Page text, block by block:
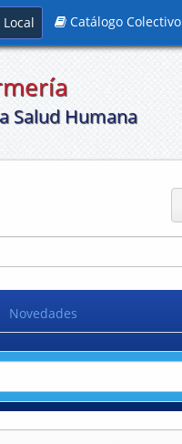
Catálogo Colectivo
Salud Humana
Novedades